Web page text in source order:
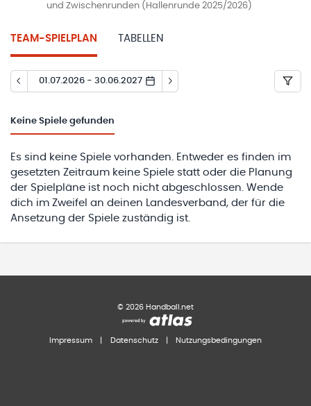
und Zwischenrunden (Hallenrunde 2025/2026)
TEAM-SPIELPLAN TABELLEN
01.07.2026 - 30.06.2027
Keine Spiele gefunden
Es sind keine Spiele vorhanden. Entweder es finden im
gesetzten Zeitraum keine Spiele statt oder die Planung
der Spielpläne ist noch nicht abgeschlossen. Wende
dich im Zweifel an deinen Landesverband, der für die
Ansetzung der Spiele zuständig ist.
© 2026 Handball.net
Impressum Datenschutz Nutzungsbedingungen